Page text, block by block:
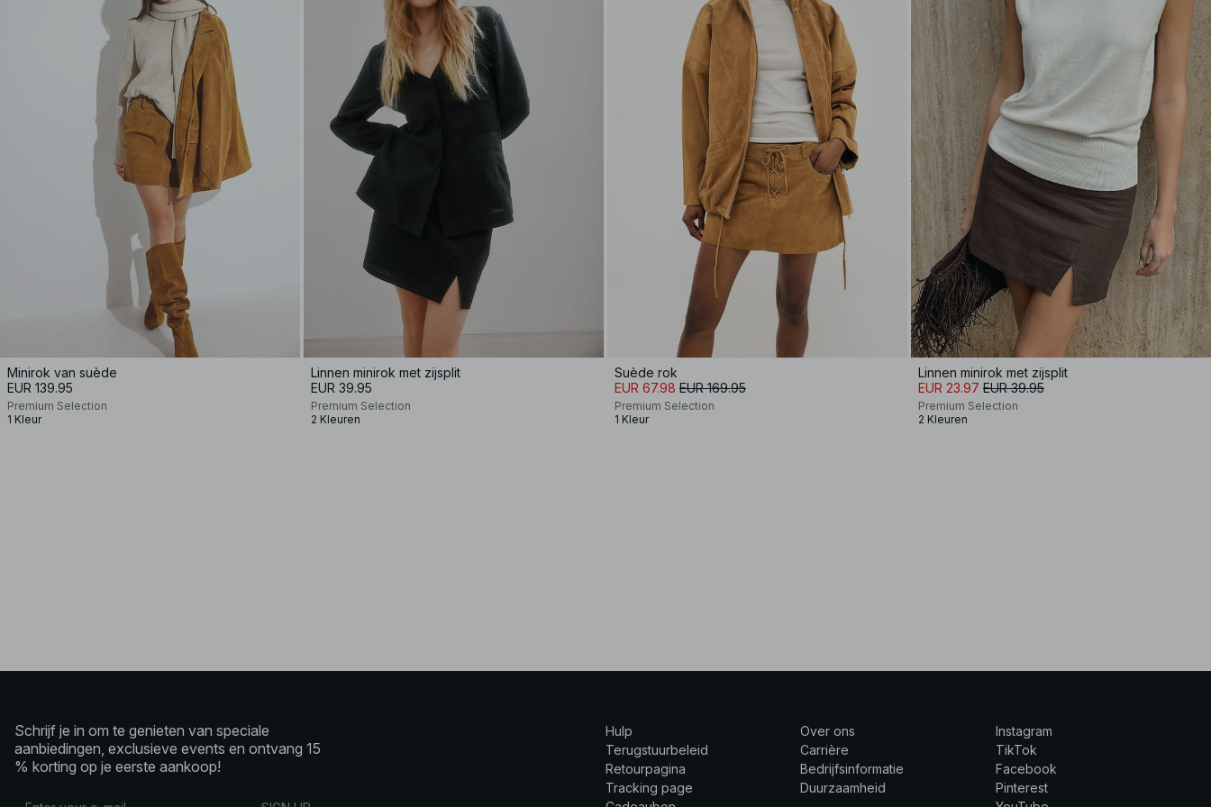
Minirok van suède
EUR 139.95
Premium Selection
1 Kleur
Linnen minirok met zijsplit
EUR 39.95
Premium Selection
2 Kleuren
Suède rok
EUR 67.98 EUR 169.95
Premium Selection
1 Kleur
Linnen minirok met zijsplit
EUR 23.97 EUR 39.95
Premium Selection
2 Kleuren
Schrijf je in om te genieten van speciale
aanbiedingen, exclusieve events en ontvang 15
% korting op je eerste aankoop!
Hulp
Terugstuurbeleid
Retourpagina
Tracking page
Over ons
Carrière
Bedrijfsinformatie
Duurzaamheid
Instagram
TikTok
Facebook
Pinterest